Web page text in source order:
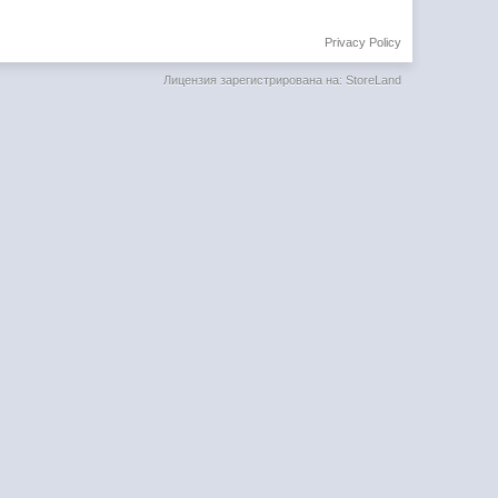
Privacy Policy
Лицензия зарегистрирована на: StoreLand